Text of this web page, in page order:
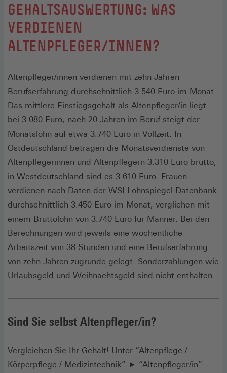
GEHALTSAUSWERTUNG: WAS
VERDIENEN
ALTENPFLEGER/INNEN?
Altenpfleger/innen verdienen mit zehn Jahren
Berufserfahrung durchschnittlich 3.540 Euro im Monat.
Das mittlere Einstiegsgehalt als Altenpfleger/in liegt
bei 3.080 Euro, nach 20 Jahren im Beruf steigt der
Monatslohn auf etwa 3.740 Euro in Vollzeit. In
Ostdeutschland betragen die Monatsverdienste von
Altenpflegerinnen und Altenpflegern 3.310 Euro brutto,
in Westdeutschland sind es 3.610 Euro. Frauen
verdienen nach Daten der WSI-Lohnspiegel-Datenbank
durchschnittlich 3.450 Euro im Monat, verglichen mit
einem Bruttolohn von 3.740 Euro für Männer. Bei den
Berechnungen wird jeweils eine wöchentliche
Arbeitszeit von 38 Stunden und eine Berufserfahrung
von zehn Jahren zugrunde gelegt. Sonderzahlungen wie
Urlaubsgeld und Weihnachtsgeld sind nicht enthalten.
Sind Sie selbst Altenpfleger/in?
Vergleichen Sie Ihr Gehalt! Unter “Altenpflege /
Körperpflege / Medizintechnik” ► “Altenpfleger/in”